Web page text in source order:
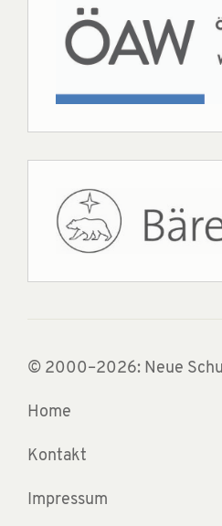
© 2000–2026: Neue
Home
Kontakt
Impressum